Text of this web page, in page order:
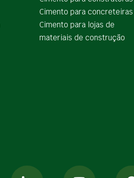
Cimento para concreteiras
Cimento para lojas de
materiais de construção